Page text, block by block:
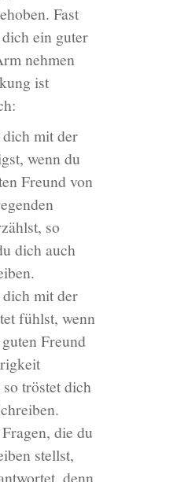
Fast
ein guter
nehmen
ist
mit der
wenn du
Freund von
so
dich auch
mit der
fühlst, wenn
Freund
tröstet dich
die du
stellst,